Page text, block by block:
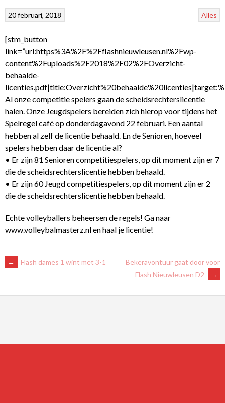
Alles
20 februari, 2018
[stm_button
link=”url:https%3A%2F%2Fflashnieuwleusen.nl%2Fwp-
content%2Fuploads%2F2018%2F02%2FOverzicht-
behaalde-
Al onze competitie spelers gaan de scheidsrechterslicentie
halen. Onze Jeugdspelers bereiden zich hierop voor tijdens het
Spelregel café op donderdagavond 22 februari. Een aantal
hebben al zelf de licentie behaald. En de Senioren, hoeveel
spelers hebben daar de licentie al?
• Er zijn 81 Senioren competitiespelers, op dit moment zijn er 7
die de scheidsrechterslicentie hebben behaald.
• Er zijn 60 Jeugd competitiespelers, op dit moment zijn er 2
die de scheidsrechterslicentie hebben behaald.
Echte volleyballers beheersen de regels! Ga naar
www.volleybalmasterz.nl en haal je licentie!
BERICHTNAVIGATIE
← Flash dames 1 wint met 3-1
Bekeravontuur gaat door voor
Flash Nieuwleusen D2
→